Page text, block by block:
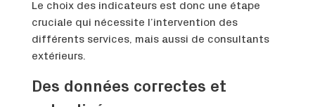
Le choix des indicateurs est donc une étape
cruciale qui nécessite l’intervention des
différents services, mais aussi de consultants
extérieurs.
Des données correctes et